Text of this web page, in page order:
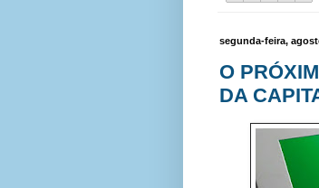
segunda-feira,
O
DA